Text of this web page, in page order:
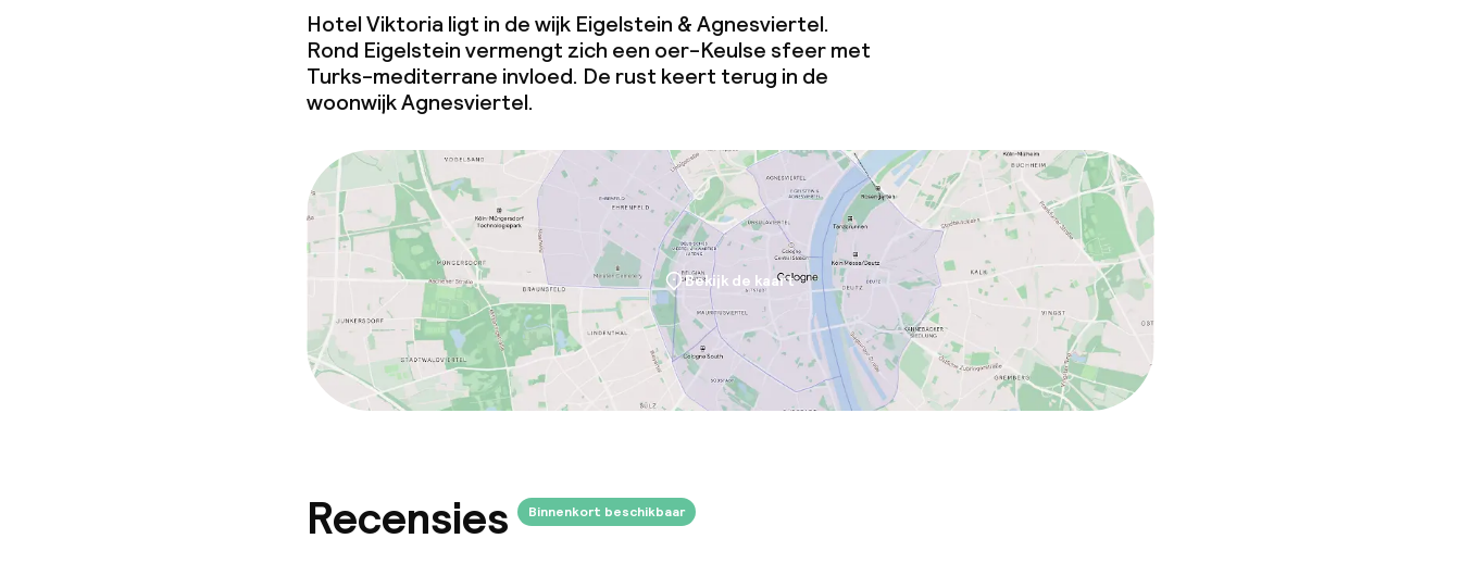
Hotel Viktoria ligt in de wijk Eigelstein & Agnesviertel.
Rond Eigelstein vermengt zich een oer-Keulse sfeer met
Turks-mediterrane invloed. De rust keert terug in de
woonwijk Agnesviertel.
Bekijk de kaart
Recensies Binnenkort beschikbaar